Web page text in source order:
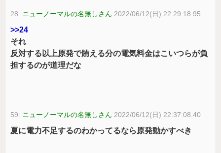
28: ニューノーマルの名無しさん 2022/06/12(日) 22:29:18.95
>>24
それ
反対する以上原発で賄える分の電気料金はこいつらが負
担するのが道理だな
59: ニューノーマルの名無しさん 2022/06/12(日) 22:37:08.40
夏に電力不足するのわかってるなら原発動かすべき